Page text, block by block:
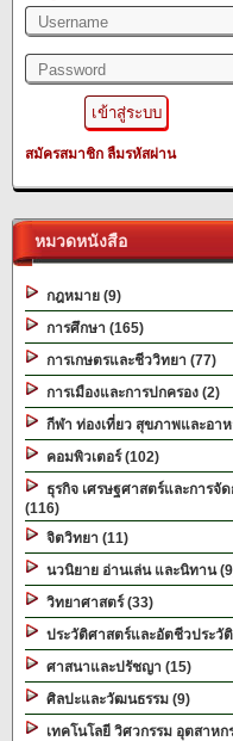
สมัครสมาชิก ลืมรหัสผ่าน
หมวดหนังสือ
กฎหมาย (9)
การศึกษา (165)
การเกษตรและชีววิทยา (77)
การเมืองและการปกครอง (2)
กีฬา ท่องเที่ยว สุขภาพและอา
คอมพิวเตอร์ (102)
ธุรกิจ เศรษฐศาสตร์และการจัด
(116)
จิตวิทยา (11)
นวนิยาย อ่านเล่น และนิทาน
วิทยาศาสตร์ (33)
ประวัติศาสตร์และอัตชีวประวั
ศาสนาและปรัชญา (15)
ศิลปะและวัฒนธรรม (9)
เทคโนโลยี วิศวกรรม อุตสาหก